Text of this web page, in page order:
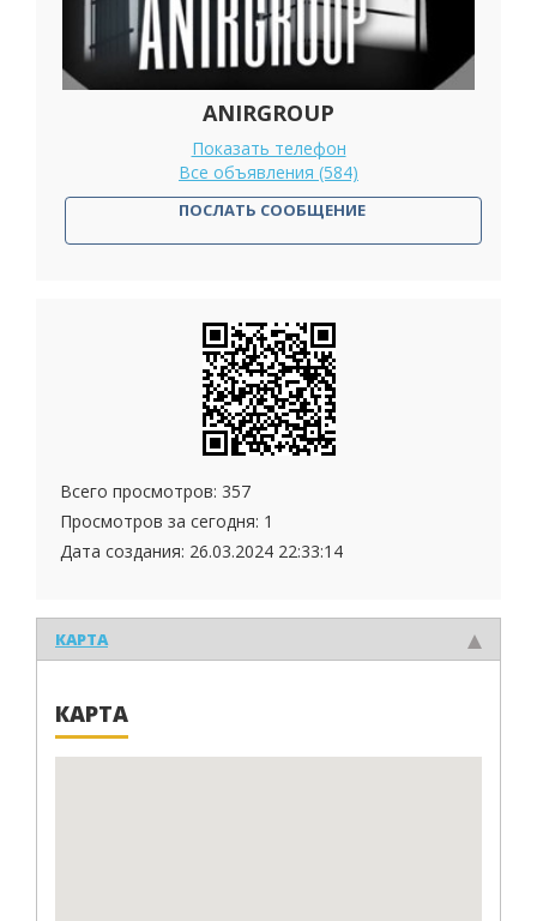
ANIRGROUP
Показать телефон
Все объявления (584)
ПОСЛАТЬ СООБЩЕНИЕ
Всего просмотров: 357
Просмотров за сегодня: 1
Дата создания: 26.03.2024 22:33:14
КАРТА
КАРТА